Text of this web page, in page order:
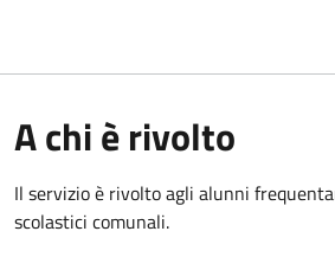
A chi è rivolto
Il servizio è rivolto agli alunni
scolastici comunali.